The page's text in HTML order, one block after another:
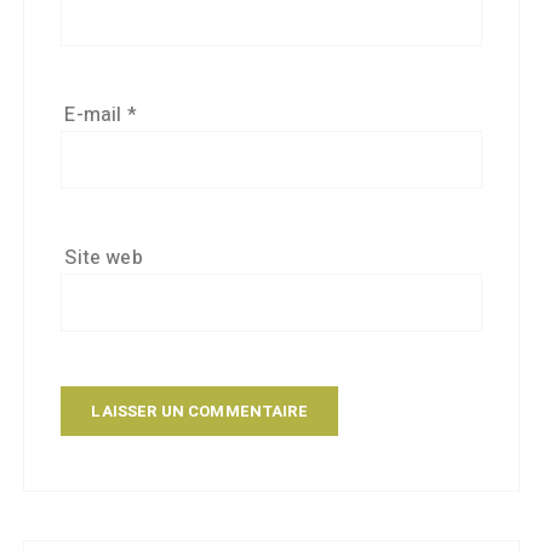
E-mail *
Site web